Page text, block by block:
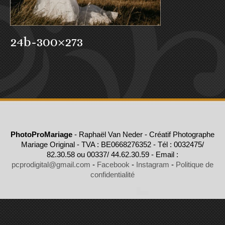
24b-300×273
PhotoProMariage - Raphaël Van Neder - Créatif Photographe
Mariage Original - TVA : BE0668276352 - Tél : 0032475/
82.30.58 ou 00337/ 44.62.30.59 - Email :
pcprodigital@gmail.com - Facebook - Instagram - Politique de
confidentialité